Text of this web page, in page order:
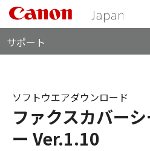
サポート
ファクスカバー
ー Ver.1.10
ソフトウエアダウンロード